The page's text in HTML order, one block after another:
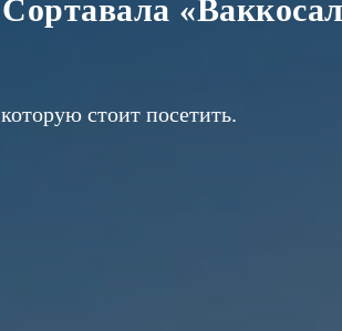
стоит посетить.